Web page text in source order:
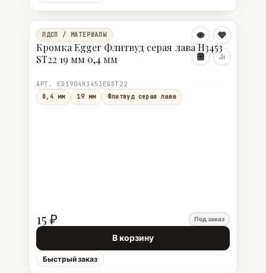
ЛДСП / МАТЕРИАЛЫ
Кромка Egger Флитвуд серая лава Н3453
ST22 19 мм 0,4 мм
АРТ. ED1904Н3453EGST22
0,4 мм
19 мм Флитвуд серая лава
15 ₽ Под заказ
В корзину
Быстрый заказ